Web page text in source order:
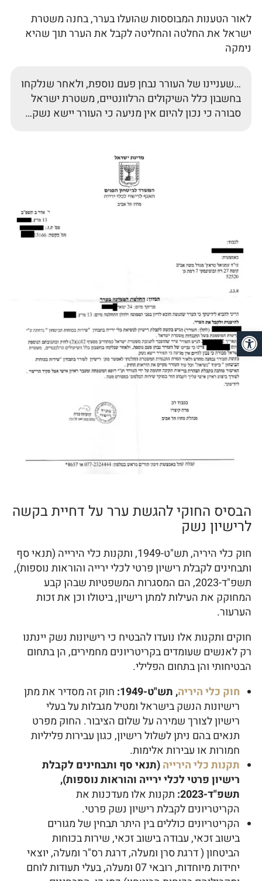
לאור הטענות המבוססות שהועלו בערר, בחנה משטרת
ישראל את החלטה והחליטה לקבל את הערר תוך שהיא
נימקה
…שעניינו של העורר נבחן פעם נוספת, ולאחר שנלקחו
בחשבון כלל השיקולים הרלוונטיים, משטרת ישראל
סבורה כי נכון להיום אין מניעה כי העורר יישא נשק…
הבסיס החוקי להגשת ערר על דחיית בקשה
לרישיון נשק
חוק כלי היריה, תש"ט-1949, ותקנות כלי הירייה (תנאי סף
ותבחינים לקבלת רישיון פרטי לכלי ירייה והוראות נוספות),
תשפ"ד-2023, הם המסגרות המשפטיות שבהן קבע
המחוקק את העילות למתן רישיון, ביטולו וכן את זכות
הערעור.
חוקים ותקנות אלו נועדו להבטיח כי רישיונות נשק יינתנו
רק לאנשים שעומדים בקריטריונים מחמירים, הן בתחום
הבטיחותי והן בתחום הפלילי.
חוק כלי היריה, תש"ט-1949:
חוק זה מסדיר את מתן
רישיונות הנשק בישראל ומטיל מגבלות על בעלי
רישיון לצורך שמירה על שלום הציבור. החוק מפרט
תנאים בהם ניתן לשלול רישיון, כגון עבירות פליליות
חמורות או עבירות אלימות.
תקנות כלי הירייה(תנאי סף ותבחינים לקבלת
רישיון פרטי לכלי ירייה והוראות נוספות),
תשפ"ד-2023:
תקנות אלו מעדכנות את
הקריטריונים לקבלת רישיון נשק פרטי.
הקריטריונים כוללים בין היתר תבחין של מגורים
בישוב זכאי, עבודה בישוב זכאי, שירות בכוחות
הביטחון ( דרגת סרן ומעלה, דרגת רס"ר ומעלה, יוצאי
יחידות מיוחדות, רובאי 07 ומעלה, בעלי תעודות לוחם
פתח סרגל נגישות